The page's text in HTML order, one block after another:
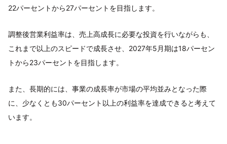
22パーセントから27パーセントを目指します。
調整後営業利益率は、売上高成長に必要な投資を行いながらも、
これまで以上のスピードで成長させ、2027年5月期は18パーセン
トから23パーセントを目指します。
また、長期的には、事業の成長率が市場の平均並みとなった際
に、少なくとも30パーセント以上の利益率を達成できると考えて
います。